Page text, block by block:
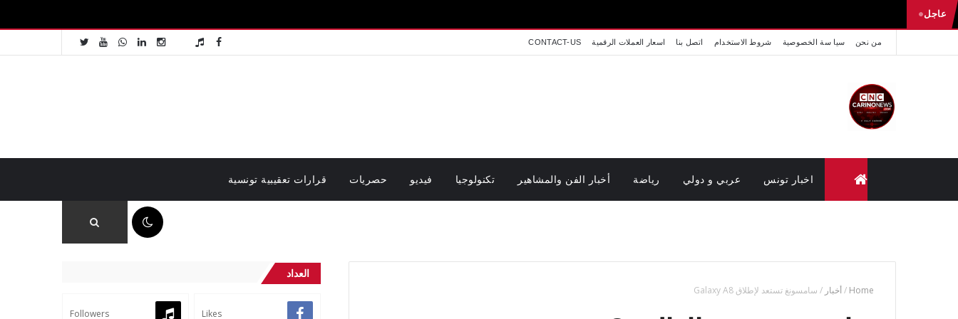
عاجل
من نحن سيا سة الخصوصية شروط الاستخدام اتصل بنا اسعار العملات الرقمية CONTACT-US
اخبار تونس عربي و دولي رياضة أخبار الفن والمشاهير تكنولوجيا فيديو حصريات قرارات تعقيبية تونسية
Home
/أخبار / سامسونغ تستعد لإطلاق Galaxy A8
العداد
Likes
Followers